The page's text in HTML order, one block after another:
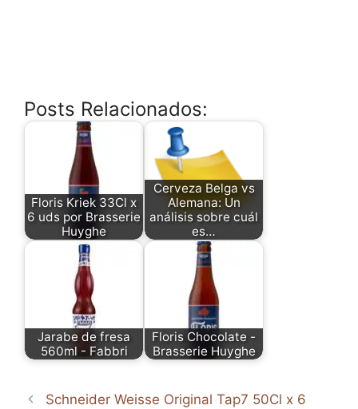
Posts Relacionados:
Floris Kriek 33Cl x
6 uds por Brasserie
Huyghe
Cerveza Belga vs
Alemana: Un
análisis sobre cuál
es…
Jarabe de fresa
560ml - Fabbri
Floris Chocolate -
Brasserie Huyghe
Schneider Weisse Original Tap7 50Cl x 6